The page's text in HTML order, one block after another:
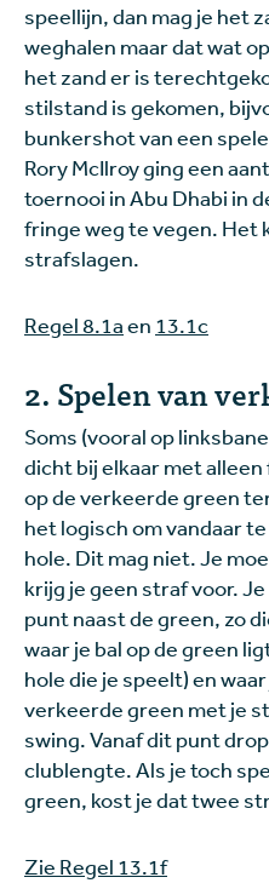
speellijn, dan mag je het
weghalen maar dat wat
het zand er is
stilstand is gekomen,
bunkershot van een
Rory McIlroy ging een
toernooi in Abu Dhabi in
fringe weg te vegen. Het
strafslagen.
Regel 8.1aen 13.1c
2. Spelen van
Soms (vooral op
dicht bij elkaar met
op de verkeerde green
het logisch om vandaar
hole. Dit mag niet. Je
krijg je geen straf voor.
punt naast de green, zo
waar je bal op de green
hole die je speelt) en
verkeerde green met je
swing. Vanaf dit punt
clublengte. Als je toch
green, kost je dat twee
Zie Regel 13.1f